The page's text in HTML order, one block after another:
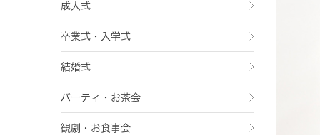
成人式
卒業式・入学式
結婚式
パーティ・お茶会
観劇・お食事会